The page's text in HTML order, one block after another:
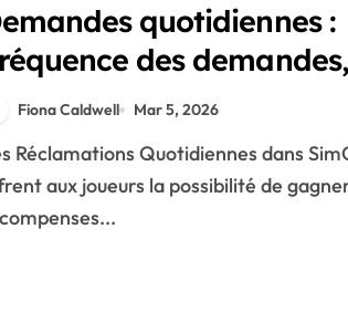
quotidiennes :
des
des ressources, Types de
Fiona Caldwell Mar 5, 2026
aux joueurs la possibilité de